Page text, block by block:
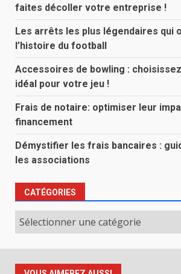
faites décoller votre entreprise !
Les arrêts les plus légendaires qui
l’histoire du football
Accessoires de bowling :
idéal pour votre jeu !
Frais de notaire: optimiser leur
financement
Démystifier les frais bancaires :
les associations
CATÉGORIES
Catégories